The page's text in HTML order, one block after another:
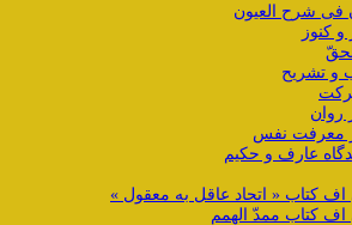
فی شرح العیون
کنوز
و تشریح
روان
معرفت نفس
عارف و حکیم
کتاب « اتحاد عاقل به معقول »
اف کتاب ممدّ الهمم